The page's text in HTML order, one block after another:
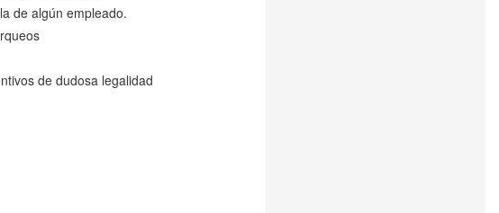
de algún empleado.
de dudosa legalidad